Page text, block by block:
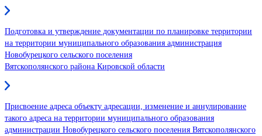
Подготовка и утверждение документации по планировке территории
на территории муниципального образования администрация
Новобурецкого сельского поселения
Вятскополянского района Кировской области
Присвоение адреса объекту адресации, изменение и аннулирование
такого адреса на территории муниципального образования
администрации Новобурецкого сельского поселения Вятскополянского